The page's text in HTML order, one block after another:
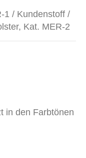
1 / Kundenstoff /
, Kat. MER-2
in den Farbtönen